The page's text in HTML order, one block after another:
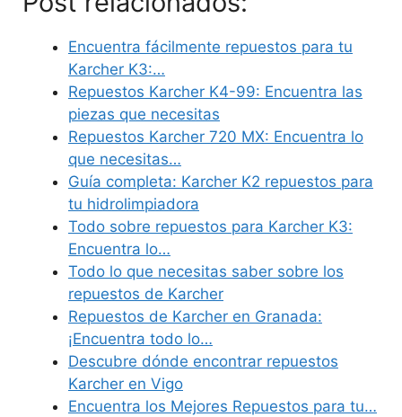
Encuentra fácilmente repuestos para tu
Karcher K3:…
Repuestos Karcher K4-99: Encuentra las
piezas que necesitas
Repuestos Karcher 720 MX: Encuentra lo
que necesitas…
Guía completa: Karcher K2 repuestos para
tu hidrolimpiadora
Todo sobre repuestos para Karcher K3:
Encuentra lo…
Todo lo que necesitas saber sobre los
repuestos de Karcher
Repuestos de Karcher en Granada:
¡Encuentra todo lo…
Descubre dónde encontrar repuestos
Karcher en Vigo
Encuentra los Mejores Repuestos para tu…